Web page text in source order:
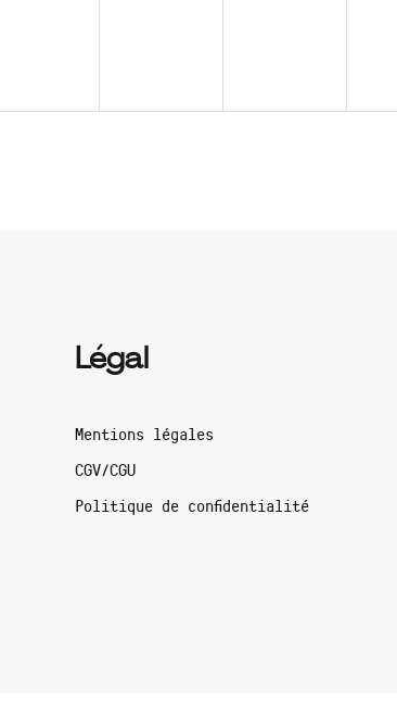
Légal
Mentions légales
CGV/CGU
Politique de confidentialité